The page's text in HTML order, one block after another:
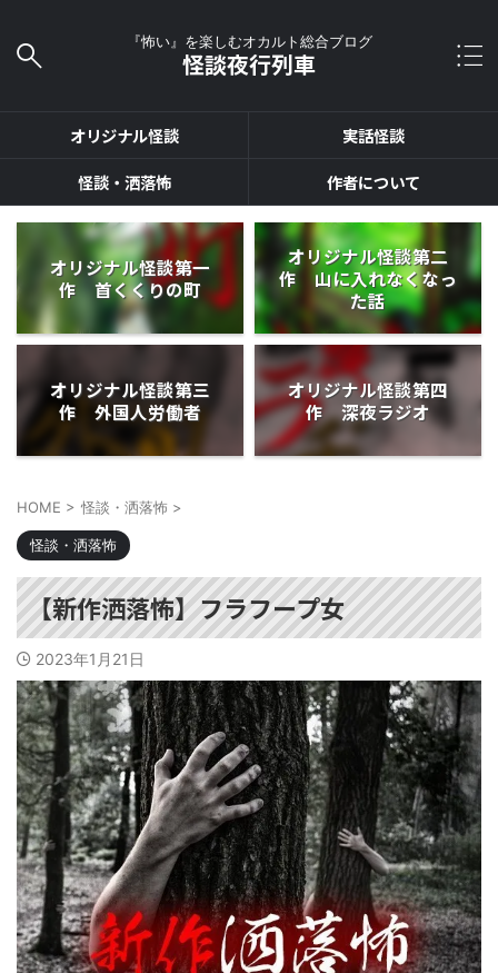
『怖い』を楽しむオカルト総合ブログ
怪談夜行列車
オリジナル怪談
実話怪談
怪談・洒落怖
作者について
オリジナル怪談第一
作 首くくりの町
オリジナル怪談第二
作 山に入れなくなっ
た話
オリジナル怪談第三
作 外国人労働者
オリジナル怪談第四
作 深夜ラジオ
HOME > 怪談・洒落怖 >
怪談・洒落怖
【新作洒落怖】フラフープ女
2023年1月21日